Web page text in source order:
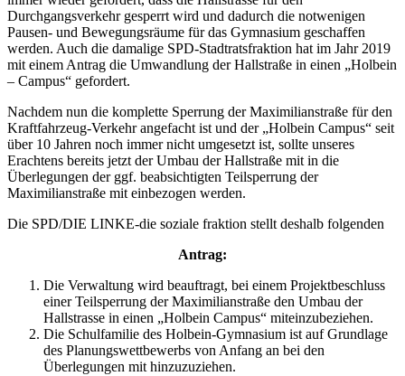
Durchgangsverkehr gesperrt wird und dadurch die notwenigen
Pausen- und Bewegungsräume für das Gymnasium geschaffen
werden. Auch die damalige SPD-Stadtratsfraktion hat im Jahr 2019
mit einem Antrag die Umwandlung der Hallstraße in einen „Holbein
– Campus“ gefordert.
Nachdem nun die komplette Sperrung der Maximilianstraße für den
Kraftfahrzeug-Verkehr angefacht ist und der „Holbein Campus“ seit
über 10 Jahren noch immer nicht umgesetzt ist, sollte unseres
Erachtens bereits jetzt der Umbau der Hallstraße mit in die
Überlegungen der ggf. beabsichtigten Teilsperrung der
Maximilianstraße mit einbezogen werden.
Die SPD/DIE LINKE-die soziale fraktion stellt deshalb folgenden
Antrag:
Die Verwaltung wird beauftragt, bei einem Projektbeschluss
einer Teilsperrung der Maximilianstraße den Umbau der
Hallstrasse in einen „Holbein Campus“ miteinzubeziehen.
Die Schulfamilie des Holbein-Gymnasium ist auf Grundlage
des Planungswettbewerbs von Anfang an bei den
Überlegungen mit hinzuzuziehen.